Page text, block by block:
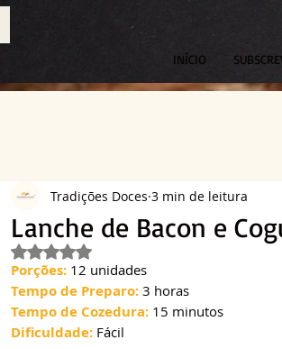
INÍCIO
Lanche de Bacon e
Tradições Doces 3 min de leitura
Avaliado com NaN de 5 estrelas.
Porções: 12 unidades
Tempo de Preparo: 3 horas
Tempo de Cozedura: 15 minutos
Dificuldade: Fácil